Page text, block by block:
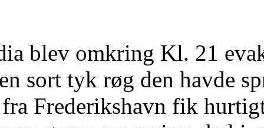
blev omkring Kl. 21
sort tyk røg den havde
Frederikshavn fik